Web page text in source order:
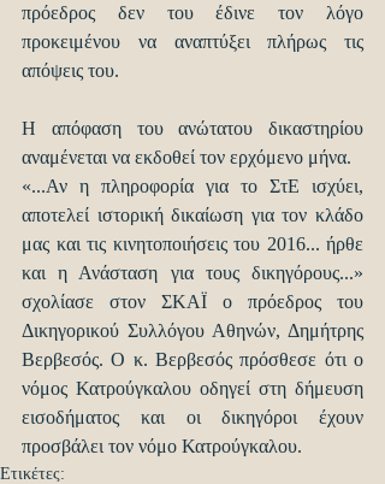
πρόεδρος δεν του έδινε τον λόγο
προκειμένου να αναπτύξει πλήρως τις
απόψεις του.
Η απόφαση του ανώτατου δικαστηρίου
αναμένεται να εκδοθεί τον ερχόμενο μήνα.
«...Αν η πληροφορία για το ΣτΕ ισχύει,
αποτελεί ιστορική δικαίωση για τον κλάδο
μας και τις κινητοποιήσεις του 2016... ήρθε
και η Ανάσταση για τους δικηγόρους...»
σχολίασε στον ΣΚΑΪ ο πρόεδρος του
Δικηγορικού Συλλόγου Αθηνών, Δημήτρης
Βερβεσός. Ο κ. Βερβεσός πρόσθεσε ότι ο
νόμος Κατρούγκαλου οδηγεί στη δήμευση
εισοδήματος και οι δικηγόροι έχουν
προσβάλει τον νόμο Κατρούγκαλου.
Ετικέτες: